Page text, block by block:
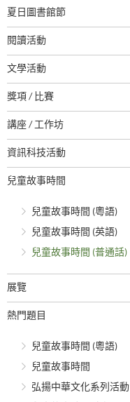
夏日圖書館節
閱讀活動
文學活動
獎項 / 比賽
講座 / 工作坊
資訊科技活動
兒童故事時間
兒童故事時間 (粵語)
兒童故事時間 (英語)
兒童故事時間 (普通話)
展覽
熱門題目
兒童故事時間 (粵語)
兒童故事時間
弘揚中華文化系列活動